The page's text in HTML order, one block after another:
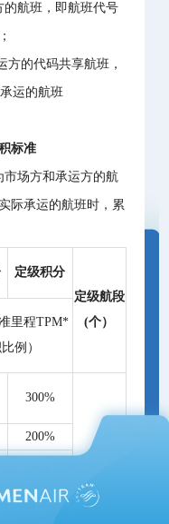
的航班，即航班代号
方的代码共享航班，
运的航班
标准
市场方和承运方的航
际承运的航班时，累
定级积分
定级航段
(个）
里程TPM*
例）
300%
1
200%
100%